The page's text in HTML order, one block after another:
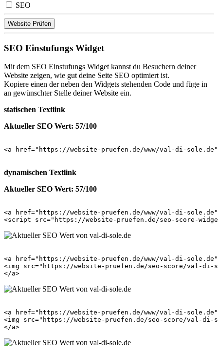
SEO
Website Prüfen
SEO Einstufungs Widget
Mit dem SEO Einstufungs Widget kannst du Besuchern deiner
Website zeigen, wie gut deine Seite SEO optimiert ist.
Kopiere einen der neben den Widgets stehenden Code und füge in
an gewünschter Stelle deiner Website ein.
statischen Textlink
Aktueller SEO Wert: 57/100
<a href="https://website-pruefen.de/www/val-di-
dynamischen Textlink
Aktueller SEO Wert: 57/100
<a href="https://website-pruefen.de/www/val-di-
<a href="https://website-pruefen.de/www/val-di-
<img src="https://website-pruefen.de/seo-score/val-di-
<a href="https://website-pruefen.de/www/val-di-
<img src="https://website-pruefen.de/seo-score/val-di-